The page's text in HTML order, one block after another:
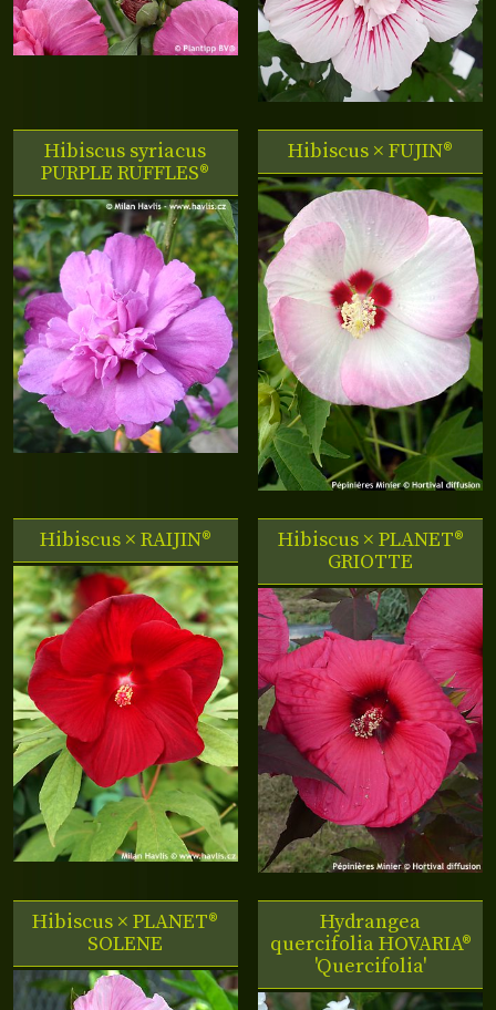
Hibiscus syriacus
PURPLE RUFFLES®
Hibiscus ×FUJIN®
Hibiscus × RAIJIN® Hibiscus × PLANET®
GRIOTTE
Hibiscus ×PLANET®
SOLENE
Hydrangea
quercifolia HOVARIA®
'Quercifolia'